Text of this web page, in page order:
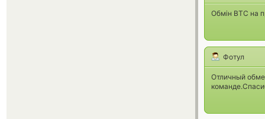
Обмін BTC на
Фотул
Отличный